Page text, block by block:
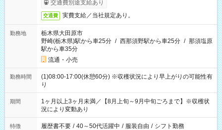
交通費別途支給あり
交通費 実費支給／当社規定あり。
勤務地
栃木県大田原市
野崎(栃木県)駅から車25分 / 西那須野駅から車25分 / 那須塩原
駅から車35分
流通・小売
勤務時間
(1)08:00-17:00(休憩60分) ※収穫状況により早上がりの可能性有
り
期間
1ヶ月以上3ヶ月未満／【8月上旬～9月中旬ごろまで】※収穫状
況により変動あり
特徴 履歴書不要 / 40～50代活躍中 / 服装自由 / シフト勤務